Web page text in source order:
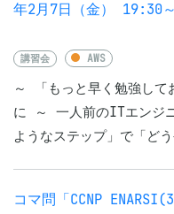
年2月7日（金） 19:30
講習会 AWS
～ 「もっと早く勉強して
に ～ 一人前のITエンジ
ようなステップ」で「ど
コマ問「CCNP